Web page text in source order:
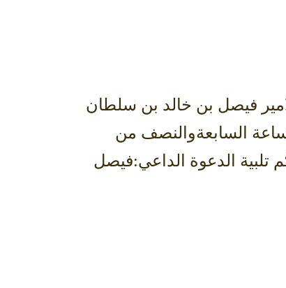
فيصل بن خالد بن سلطان
السابعةوالنصف من
.شاكرين لكم تلبية الدعوة الداعي:فيصل